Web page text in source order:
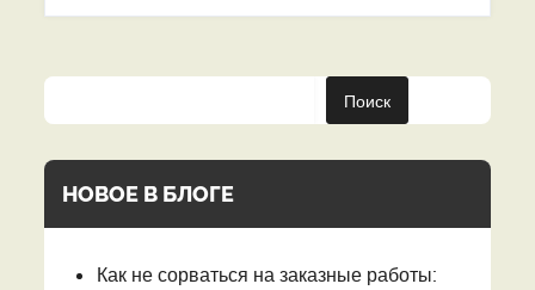
Поиск
НОВОЕ В БЛОГЕ
Как не сорваться на заказные работы: